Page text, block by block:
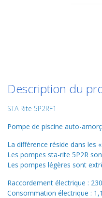
Description du
STA Rite 5P2RF1
Pompe de piscine auto-
La différence réside dans les
Les pompes sta-rite 5P2R
Les pompes légères sont
Raccordement électrique :
Consommation électrique :